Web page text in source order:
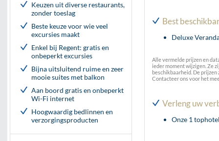
Keuzen uit diverse restaurants,
zonder toeslag
Beste keuze voor wie veel
excursies maakt
Enkel bij Regent: gratis en
onbeperkt excursies
Bijna uitsluitend ruime en zeer
mooie suites met balkon
Aan boord gratis en onbeperkt
Wi-Fi internet
Hoogwaardig bedlinnen en
verzorgingsproducten
Best
Deluxe
Alle vermelde prijzen en
ieder moment wijzigen. Ze
beschikbaarheid. De
Contacteer ons voor het
Verleng uw
Onze 1